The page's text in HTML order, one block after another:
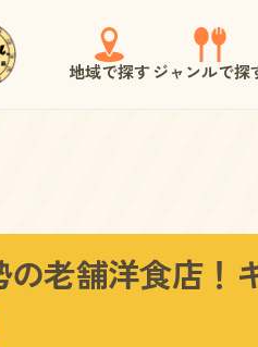
地域で探すジャンルで探
の老舗洋食店！